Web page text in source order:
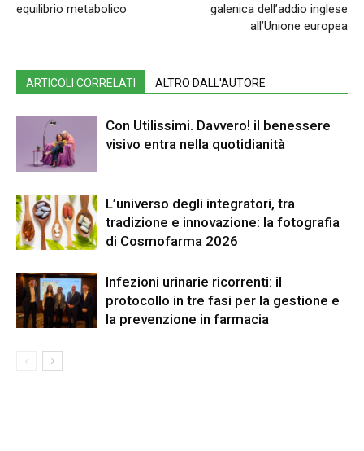
equilibrio metabolico
galenica dell’addio inglese
all’Unione europea
ARTICOLI CORRELATI ALTRO DALL'AUTORE
Con Utilissimi. Davvero! il benessere
visivo entra nella quotidianità
L’universo degli integratori, tra
tradizione e innovazione: la fotografia
di Cosmofarma 2026
Infezioni urinarie ricorrenti: il
protocollo in tre fasi per la gestione e
la prevenzione in farmacia